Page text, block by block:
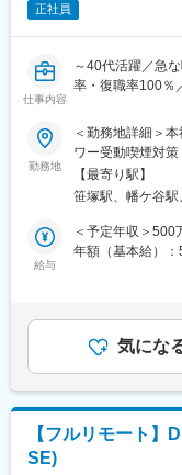
様々な工程を担
指しています。
■柔軟な働き方：
リモートワーク
持って、心理的
ィードバックをも
パーフレックス
務体系で、ワー
きます。
https://
LIXILの常務役員
変更の範囲：会
正社員
仕事内容
～40代活躍／急
率・復職率100％
★フルリモートで
国どこでも勤務可
★予定手術が大半
★WLBを改善した
★年休129日×土
方◎
★セラミックス人
整形外科向けの
域（椎弓形成術
グ業務のサポー
ど、医療現場に入
勤務地
＜勤務地詳細＞
ワー受動喫煙対策
定める事業所（
【最寄り駅】
笹塚駅、幡ケ谷
給与
＜予定年収＞500
年額（基本給）
収額に含まず）
（0～100万円/半
通じて上下する
表記です。
気にな
【フルリモート
SE)